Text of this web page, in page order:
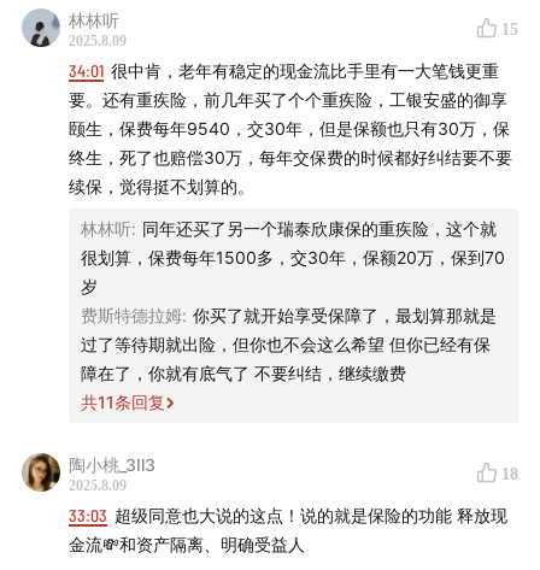
我是否认可保险这种金融工具？
险种是否配齐？
保额是否足够？ 刚毕业时买的那份只保十万的重疾险，
或许可以升级了？
我买储蓄险究竟想用来干嘛？婚前财产保护？预防长寿
风险？想清目标比研究收益率更紧要
保险「硬币的另一面」，我可以接受吗？
你的保险配置不需要是「最理性的」「最优的」，但
最好可以是「最让人心安的」
回归初心：用保险来解决，那些只有保险才能解决
🔍 猜你想看
🧰 保险工具箱
了的。比如稳定的现金流、婚前财产。
不能假设自己永远年轻、精力旺盛、能力强，而该假设如果
以后我变傻了，我的生活该怎么继续？让你的老年有一个相
对稳健的，同时又能支持你生活的现金流。
「我给妈妈打钱」vs.「保险公司给妈妈打钱」
「✅不要考验人性」
能用保险条款解决的问题，不要拿它考验人性，不要对自己
太过于乐观。
买储蓄险，买的是“确定性”。整个保单的时间非常长，如果
奔着收益，你不知道你要穿越一个怎样的市场周期。
优先考虑自己比较担心的风险，能不能用保险解决，而不是
说收益率。
的方向，而不是仅仅盯着收益率。
区分哪些需求是当下具体的需求，哪些是未来可能会有的需
求。
林林听
2025.8.09
15
34:01 很中肯，老年有稳定的现金流比手里有一大笔钱更重
要。还有重疾险，前几年买了个个重疾险，工银安盛的御享
颐生，保费每年9540，交30年，但是保额也只有30万，保
终生，死了也赔偿30万，每年交保费的时候都好纠结要不要
续保，觉得挺不划算的。
林林听: 同年还买了另一个瑞泰欣康保的重疾险，这个就
很划算，保费每年1500多，交30年，保额20万，保到70
岁
费斯特德拉姆: 你买了就开始享受保障了，最划算那就是
过了等待期就出险，但你也不会这么希望 但你已经有保
障在了，你就有底气了 不要纠结，继续缴费
共11条回复
陶小桃_3Il3
2025.8.09
18
33:03 超级同意也大说的这点！说的就是保险的功能 释放现
金流💸和资产隔离、明确受益人